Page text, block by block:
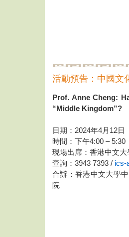
活動預告：中國文
Prof. Anne Cheng:
“Middle Kingdom”?
日期：2024年4月12日
時間：下午4:00 – 5:30
現場出席：香港中文
查詢：3943 7393 / ics-
合辦：香港中文大學
院